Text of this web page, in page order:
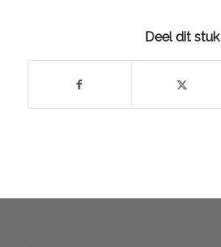
Deel dit stuk